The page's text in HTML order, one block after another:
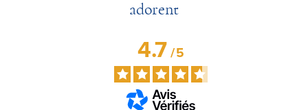
adorent
4.7/5